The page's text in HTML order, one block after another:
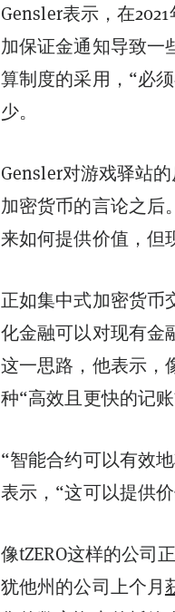
Gensler表示，在
加保证金通知导致一
算制度的采用，“必
少。
Gensler对游戏驿站
加密货币的言论之后
来如何提供价值，但
正如集中式加密货币
化金融可以对现有金
这一思路，他表示，
种“高效且更快的记
“智能合约可以有效
表示，“这可以提供
像tZERO这样的公司
犹他州的公司上个月